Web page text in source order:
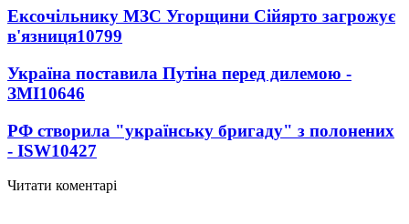
Ексочільнику МЗС Угорщини Сійярто загрожує
в'язниця10799
Україна поставила Путіна перед дилемою -
ЗМІ10646
РФ створила "українську бригаду" з полонених
- ISW10427
Читати коментарі